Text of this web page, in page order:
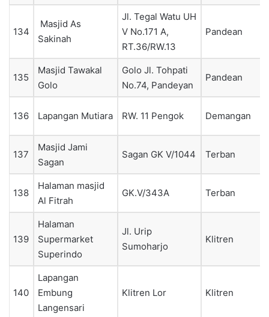
134
Masjid As
Sakinah
Jl. Tegal Watu UH
V No.171 A,
RT.36/RW.13
Pandean
135
Masjid Tawakal
Golo
Golo Jl. Tohpati
No.74, Pandeyan
Pandean
136 Lapangan Mutiara RW. 11 Pengok Demangan
137
Masjid Jami
Sagan
Sagan GK V/1044 Terban
138
Halaman masjid
Al Fitrah
GK.V/343A Terban
139
Halaman
Supermarket
Superindo
Jl. Urip
Sumoharjo
Klitren
140
Lapangan
Embung
Langensari
Klitren Lor Klitren